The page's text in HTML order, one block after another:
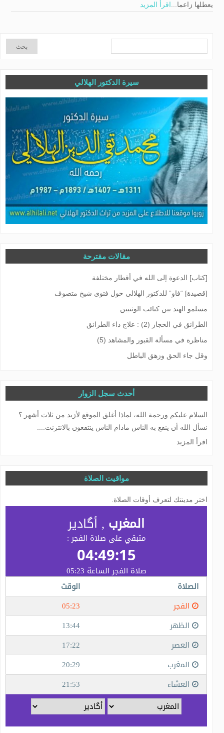
يعطلها زاعما...اقرأ المزيد
سيرة الدكتور الهلالي
مقالات مقترحة
[كتاب] الدعوة إلى الله في أقطار مختلفة
[قصيدة] “فاو” للدكتور الهلالي حول فتوى شيخ متصوف
مسلمو الهند بین كتائب الوثنیین
الطرائق في الحجاز (2) : علاج داء الطرائق
مناظرة في مسألة القبور والمشاهد (5)
وقل جاء الحق وزهق الباطل
أحدث سجل الزوار
السلام عليكم ورحمة الله، لماذا أغلق الموقع لأزيد من ثلاث أشهر ؟
نسأل الله أن ينفع به الناس مادام الناس ينتفعون بالانترنت....
اقرأ المزيد
مواقيت الصلاة
اختر مدينتك لتعرف أوقات الصلاة.